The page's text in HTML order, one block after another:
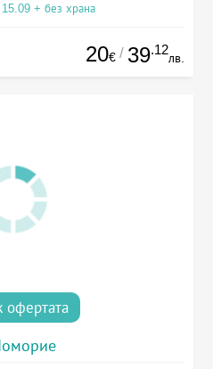
+ без храна
20€ / 39.12
лв.
офертата